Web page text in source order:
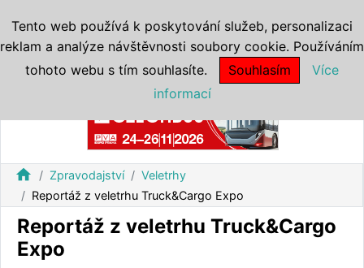
home Zpravodajství
Veletrhy
Reportáž z veletrhu Truck&Cargo Expo
Reportáž z veletrhu Truck&Cargo
Expo
Tento web používá k poskytování služeb, personalizaci
reklam a analýze návštěvnosti soubory cookie. Používáním
tohoto webu s tím souhlasíte.
Souhlasím
Více
informací